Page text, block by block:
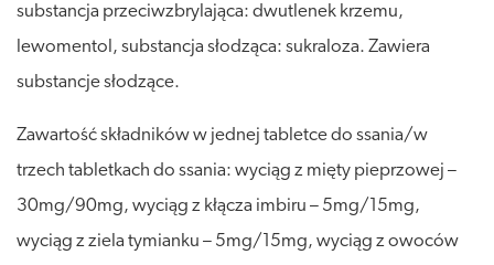
substancja przeciwzbrylająca: dwutlenek krzemu,
lewomentol, substancja słodząca: sukraloza. Zawiera
substancje słodzące.
Zawartość składników w jednej tabletce do ssania/w
trzech tabletkach do ssania: wyciąg z mięty pieprzowej –
30mg/90mg, wyciąg z kłącza imbiru – 5mg/15mg,
wyciąg z ziela tymianku – 5mg/15mg, wyciąg z owoców